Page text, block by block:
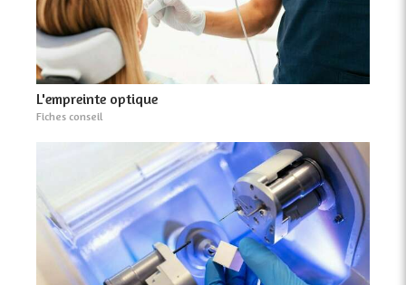
L'empreinte optique
Fiches conseil